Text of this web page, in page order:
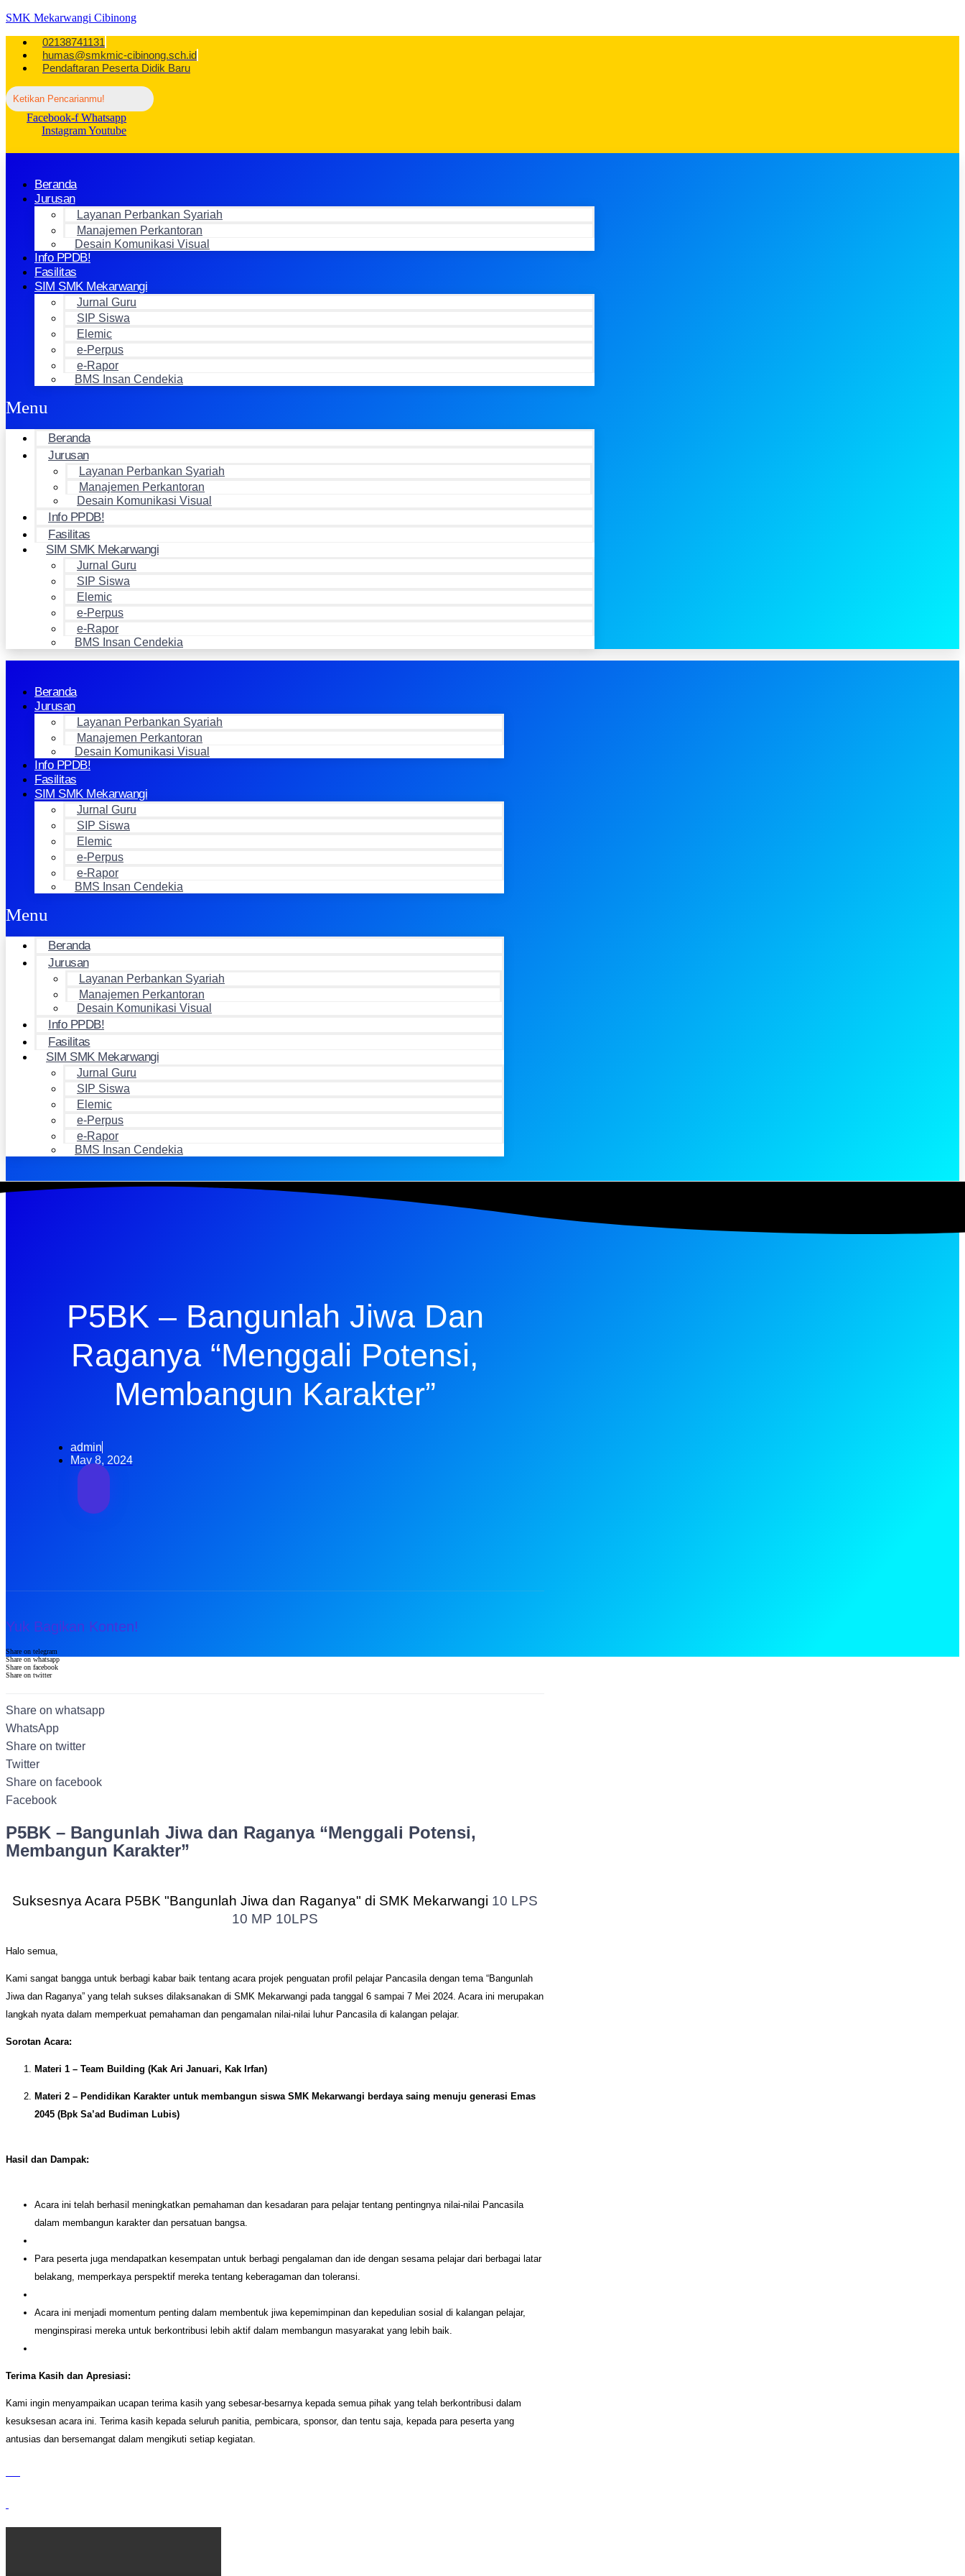
SMK Mekarwangi Cibinong
02138741131
humas@smkmic-cibinong.sch.id
Pendaftaran Peserta Didik Baru
Facebook-f Whatsapp
InstagramYoutube
Beranda
Jurusan
Layanan Perbankan Syariah
Manajemen Perkantoran
Desain Komunikasi Visual
Info PPDB!
Fasilitas
SIM SMK Mekarwangi
Jurnal Guru
SIP Siswa
Elemic
e-Perpus
e-Rapor
BMS Insan Cendekia
Menu
Beranda
Jurusan
Layanan Perbankan Syariah
Manajemen Perkantoran
Desain Komunikasi Visual
Info PPDB!
Fasilitas
SIM SMK Mekarwangi
Jurnal Guru
SIP Siswa
Elemic
e-Perpus
e-Rapor
BMS Insan Cendekia
Beranda
Jurusan
Layanan Perbankan Syariah
Manajemen Perkantoran
Desain Komunikasi Visual
Info PPDB!
Fasilitas
SIM SMK Mekarwangi
Jurnal Guru
SIP Siswa
Elemic
e-Perpus
e-Rapor
BMS Insan Cendekia
Menu
Beranda
Jurusan
Layanan Perbankan Syariah
Manajemen Perkantoran
Desain Komunikasi Visual
Info PPDB!
Fasilitas
SIM SMK Mekarwangi
Jurnal Guru
SIP Siswa
Elemic
e-Perpus
e-Rapor
BMS Insan Cendekia
P5BK – Bangunlah Jiwa Dan
Raganya “Menggali Potensi,
Membangun Karakter”
admin
May 8, 2024
Yuk Bagikan Konten!
Share on telegram
Share on whatsapp
Share on facebook
Share on twitter
Share on whatsapp
WhatsApp
Share on twitter
Twitter
Share on facebook
Facebook
P5BK – Bangunlah Jiwa dan Raganya “Menggali Potensi,
Membangun Karakter”
Suksesnya Acara P5BK "Bangunlah Jiwa dan Raganya" di SMK Mekarwangi 10 LPS
10 MP 10LPS
Halo semua,
Kami sangat bangga untuk berbagi kabar baik tentang acara projek penguatan profil pelajar Pancasila dengan tema “Bangunlah
Jiwa dan Raganya” yang telah sukses dilaksanakan di SMK Mekarwangi pada tanggal 6 sampai 7 Mei 2024. Acara ini merupakan
langkah nyata dalam memperkuat pemahaman dan pengamalan nilai-nilai luhur Pancasila di kalangan pelajar.
Sorotan Acara:
Materi 1 – Team Building (Kak Ari Januari, Kak Irfan)
Materi 2 – Pendidikan Karakter untuk membangun siswa SMK Mekarwangi berdaya saing menuju generasi Emas
2045 (Bpk Sa’ad Budiman Lubis)
Hasil dan Dampak:
Acara ini telah berhasil meningkatkan pemahaman dan kesadaran para pelajar tentang pentingnya nilai-nilai Pancasila
dalam membangun karakter dan persatuan bangsa.
Para peserta juga mendapatkan kesempatan untuk berbagi pengalaman dan ide dengan sesama pelajar dari berbagai latar
belakang, memperkaya perspektif mereka tentang keberagaman dan toleransi.
Acara ini menjadi momentum penting dalam membentuk jiwa kepemimpinan dan kepedulian sosial di kalangan pelajar,
menginspirasi mereka untuk berkontribusi lebih aktif dalam membangun masyarakat yang lebih baik.
Terima Kasih dan Apresiasi:
Kami ingin menyampaikan ucapan terima kasih yang sebesar-besarnya kepada semua pihak yang telah berkontribusi dalam
kesuksesan acara ini. Terima kasih kepada seluruh panitia, pembicara, sponsor, dan tentu saja, kepada para peserta yang
antusias dan bersemangat dalam mengikuti setiap kegiatan.